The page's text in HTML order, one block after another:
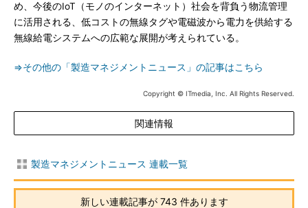
め、今後のIoT（モノのインターネット）社会を背負う物流管理
に活用される、低コストの無線タグや電磁波から電力を供給する
無線給電システムへの広範な展開が考えられている。
⇒その他の「製造マネジメントニュース」の記事はこちら
Copyright © ITmedia, Inc. All Rights Reserved.
関連情報
製造マネジメントニュース 連載一覧
新しい連載記事が 743 件あります